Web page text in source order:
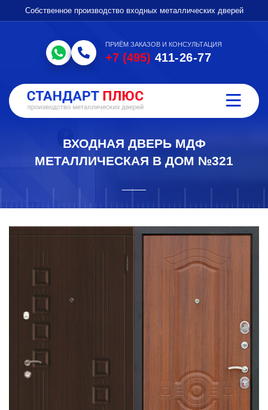
Собственное производство входных металлических дверей
ПРИЁМ ЗАКАЗОВ И КОНСУЛЬТАЦИЯ
+7 (495) 411-26-77
ВХОДНАЯ ДВЕРЬ МДФ
МЕТАЛЛИЧЕСКАЯ В ДОМ №321